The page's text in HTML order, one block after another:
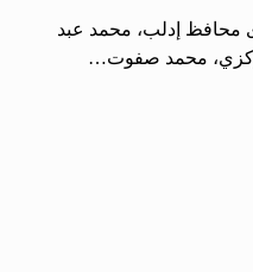
محافظ إدلب، محمد عبد
محمد صفوت…